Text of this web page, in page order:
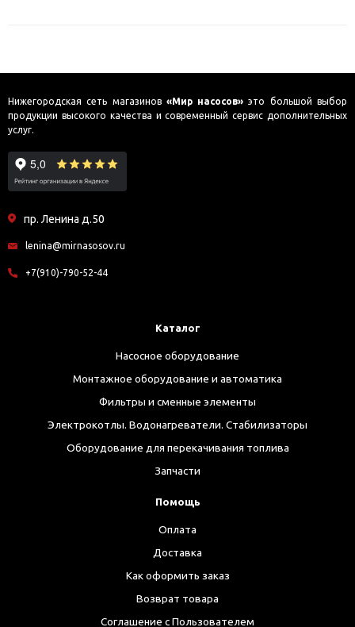
Нижегородская сеть магазинов «Мир насосов» это большой выбор
продукции высокого качества и современный сервис дополнительных
услуг.
пр. Ленина д.50
lenina@mirnasosov.ru
+7(910)-790-52-44
Каталог
Насосное оборудование
Монтажное оборудование и автоматика
Фильтры и сменные элементы
Электрокотлы. Водонагреватели. Стабилизаторы
Оборудование для перекачивания топлива
Запчасти
Помощь
Оплата
Доставка
Как оформить заказ
Возврат товара
Соглашение с Пользователем